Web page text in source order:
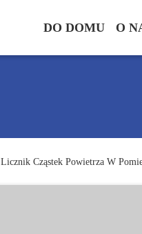
DO DOMU O
Licznik Cząstek Powietrza W